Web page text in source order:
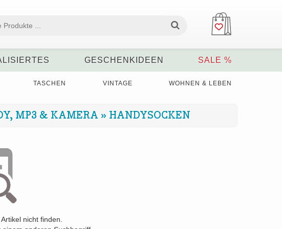
GESCHENKIDEEN SALE %
TASCHEN VINTAGE WOHNEN & LEBEN
MP3 & KAMERA » HANDYSOCKEN
nicht finden.